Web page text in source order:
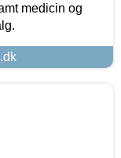
medicin og